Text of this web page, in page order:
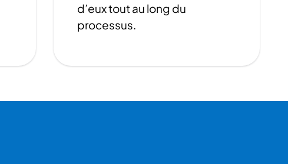
d’eux tout au long du
processus.